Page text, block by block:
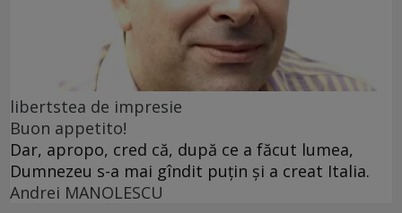
libertstea de impresie
Buon appetito!
Dar, apropo, cred că, după ce a făcut lumea,
Dumnezeu s-a mai gîndit puțin și a creat Italia.
Andrei MANOLESCU